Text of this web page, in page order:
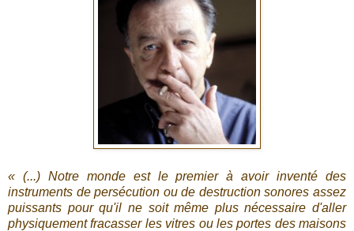
« (...) Notre monde est le premier à avoir inventé des
instruments de persécution ou de destruction sonores assez
puissants pour qu'il ne soit même plus nécessaire d'aller
physiquement fracasser les vitres ou les portes des maisons